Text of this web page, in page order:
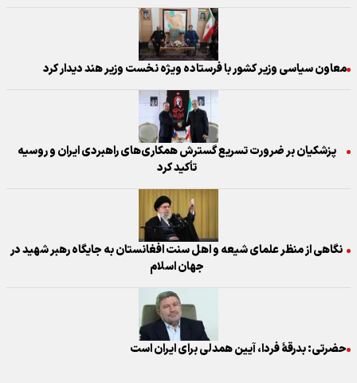
معاون سیاسی وزیر کشور با فرستاده ویژه نخست وزیر هند دیدار کرد
پزشکیان بر ضرورت تسریع گسترش همکاری‌های راهبردی ایران و روسیه
تأکید کرد
نگاهی از منظر علمای شیعه و اهل سنت افغانستان به جایگاه رهبر شهید در
جهان اسلام
حضرتی: بدرقهٔ فردا، آیین همدلی برای ایران⁩ است